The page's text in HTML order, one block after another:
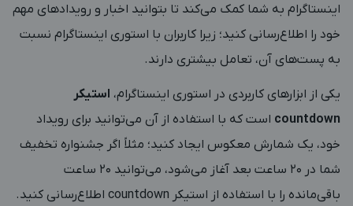
اینستاگرام به شما کمک می‌کند تا بتوانید اخبار و رویدادهای مهم
خود را اطلاع‌رسانی کنید؛ زیرا کاربران با استوری اینستاگرام نسبت
به پست‌های آن، تعامل بیشتری دارند.
یکی از ابزارهای کاربردی در استوری اینستاگرام، استیکر
countdown است که با استفاده از آن می‌توانید برای رویداد
خود، یک شمارش معکوس ایجاد کنید؛ مثلاً اگر جشنواره تخفیف
شما در 20 ساعت بعد آغاز می‌شود، می‌توانید 20 ساعت
باقی‌مانده را با استفاده از استیکر countdown اطلاع‌رسانی کنید.